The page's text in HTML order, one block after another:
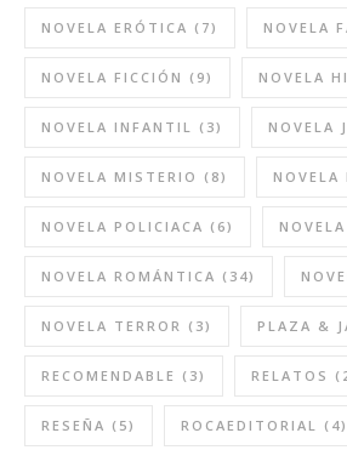
NOVELA ERÓTICA (7) NOVELA
NOVELA FICCIÓN (9) NOVELA
NOVELA INFANTIL (3) NOVELA
NOVELA MISTERIO (8) NOVELA
NOVELA POLICIACA (6)
NOVELA ROMÁNTICA (34)
NOVELA TERROR (3) PLAZA &
RECOMENDABLE (3) RELATOS
RESEÑA (5) ROCAEDITORIAL (4)